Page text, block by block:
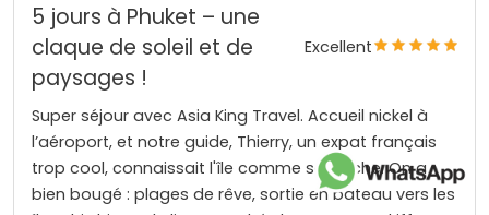
5 jours à Phuket – une
claque de soleil et de
paysages !
Excellent
Super séjour avec Asia King Travel. Accueil nickel à
l’aéroport, et notre guide, Thierry, un expat français
trop cool, connaissait l'île comme sa poche. On a
bien bougé : plages de rêve, sortie en bateau vers les